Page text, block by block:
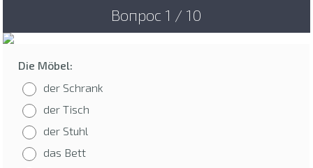
Вопрос 1 / 10
Die Möbel:
der Schrank
der Tisch
der Stuhl
das Bett